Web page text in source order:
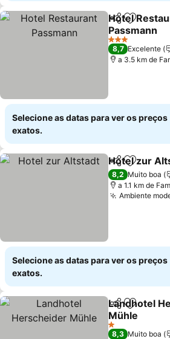
Partilhar
Hotel
Passmann
Ver preços
3 Estrelas
8,7 Excelente
a 3.5 km de
Selecione as datas para ver os preços
exatos.
Partilhar
Hotel zur
8,2 Muito boa
a 1.1 km de
Ambiente
Selecione as datas para ver os preços
exatos.
Partilhar
Landhotel
Mühle
Ver preços
1 Estrelas
8,3 Muito boa